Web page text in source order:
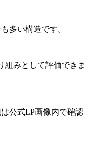
多い構造です。
組みとして評価できま
公式LP画像内で確認